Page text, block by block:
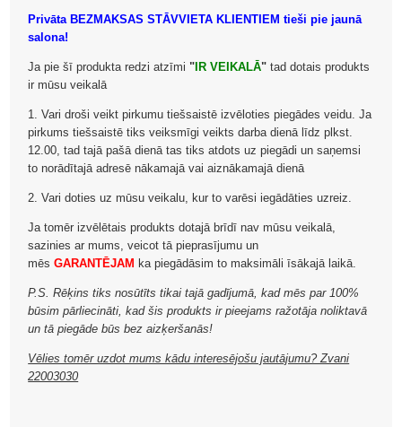
Privāta BEZMAKSAS STĀVVIETA KLIENTIEM tieši pie jaunā
salona!
Ja pie šī produkta redzi atzīmi " IR VEIKALĀ" tad dotais produkts
ir mūsu veikalā
1. Vari droši veikt pirkumu tiešsaistē izvēloties piegādes veidu. Ja
pirkums tiešsaistē tiks veiksmīgi veikts darba dienā līdz plkst.
12.00, tad tajā pašā dienā tas tiks atdots uz piegādi un saņemsi
to norādītajā adresē nākamajā vai aiznākamajā dienā
2. Vari doties uz mūsu veikalu, kur to varēsi iegādāties uzreiz.
Ja tomēr izvēlētais produkts dotajā brīdī nav mūsu veikalā,
sazinies ar mums, veicot tā pieprasījumu un
mēsGARANTĒJAM ka piegādāsim to maksimāli īsākajā laikā.
P.S. Rēķins tiks nosūtīts tikai tajā gadījumā, kad mēs par 100%
būsim pārliecināti, kad šis produkts ir pieejams ražotāja noliktavā
un tā piegāde būs bez aizķeršanās!
Vēlies tomēr uzdot mums kādu interesējošu jautājumu? Zvani
22003030